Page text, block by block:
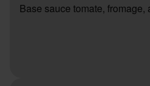
Base sauce tomate,